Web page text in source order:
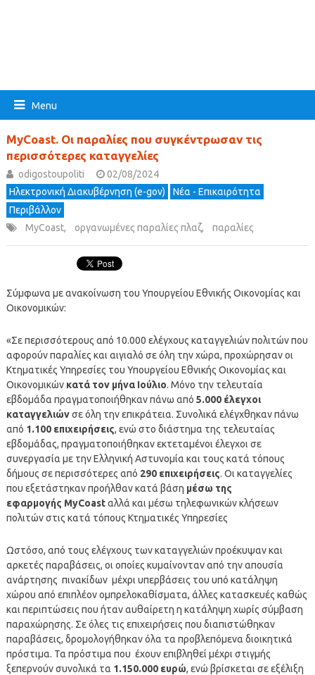
Menu
MyCoast. Οι παραλίες που συγκέντρωσαν τις
περισσότερες καταγγελίες
odigostoupoliti
02/08/2024
Ηλεκτρονική Διακυβέρνηση (e-gov)
Νέα - Επικαιρότητα
Περιβάλλον
MyCoast, οργανωμένες παραλίες πλαζ, παραλίες
Σύμφωνα με ανακοίνωση του Υπουργείου Εθνικής Οικονομίας και
Οικονομικών:
«Σε περισσότερους από 10.000 ελέγχους καταγγελιών πολιτών που
αφορούν παραλίες και αιγιαλό σε όλη την χώρα, προχώρησαν οι
Κτηματικές Υπηρεσίες του Υπουργείου Εθνικής Οικονομίας και
Οικονομικών κατά τον μήνα Ιούλιο. Μόνο την τελευταία
εβδομάδα πραγματοποιήθηκαν πάνω από 5.000 έλεγχοι
καταγγελιώνσε όλη την επικράτεια. Συνολικά ελέγχθηκαν πάνω
από 1.100 επιχειρήσεις, ενώ στο διάστημα της τελευταίας
εβδομάδας, πραγματοποιήθηκαν εκτεταμένοι έλεγχοι σε
συνεργασία με την Ελληνική Αστυνομία και τους κατά τόπους
δήμους σε περισσότερες από 290 επιχειρήσεις. Οι καταγγελίες
που εξετάστηκαν προήλθαν κατά βάση μέσω της
εφαρμογής MyCoastαλλά και μέσω τηλεφωνικών κλήσεων
πολιτών στις κατά τόπους Κτηματικές Υπηρεσίες
Ωστόσο, από τους ελέγχους των καταγγελιών προέκυψαν και
αρκετές παραβάσεις, οι οποίες κυμαίνονταν από την απουσία
ανάρτησης πινακίδων μέχρι υπερβάσεις του υπό κατάληψη
χώρου από επιπλέον ομπρελοκαθίσματα, άλλες κατασκευές καθώς
και περιπτώσεις που ήταν αυθαίρετη η κατάληψη χωρίς σύμβαση
παραχώρησης. Σε όλες τις επιχειρήσεις που διαπιστώθηκαν
παραβάσεις, δρομολογήθηκαν όλα τα προβλεπόμενα διοικητικά
πρόστιμα. Τα πρόστιμα που έχουν επιβληθεί μέχρι στιγμής
ξεπερνούν συνολικά τα 1.150.000 ευρώ, ενώ βρίσκεται σε εξέλιξη